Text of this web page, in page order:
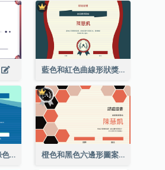
藍色和紅色曲線形狀獎證書
充滿活力的藍色和綠色徽章證書 橙色和黑色六邊形圖案證書